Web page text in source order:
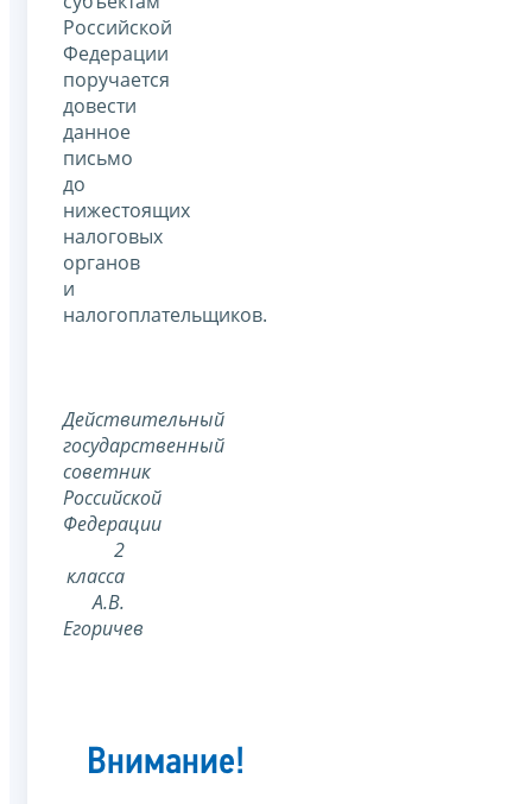
Российской
Федерации
поручается
довести
данное
письмо
до
нижестоящих
налоговых
органов
и
налогоплательщиков.
Действительный
государственный
советник
Российской
Федерации
2
класса
А.В.
Егоричев
Внимание!